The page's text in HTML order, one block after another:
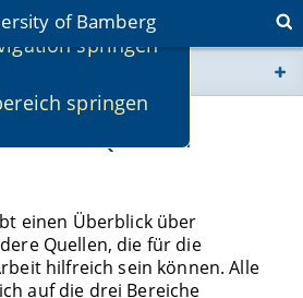
springen
springen
of Bamberg
bamberg.de
bamberg.de
Quellen
einen Überblick über
Quellen, die für die
hilfreich sein können. Alle
auf die drei Bereiche